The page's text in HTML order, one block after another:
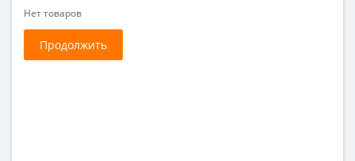
Нет товаров
Продолжить